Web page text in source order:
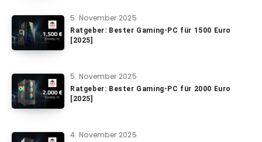
5. November 2025
Ratgeber: Bester Gaming-PC für 1500 Euro
[2025]
5. November 2025
Ratgeber: Bester Gaming-PC für 2000 Euro
[2025]
4. November 2025